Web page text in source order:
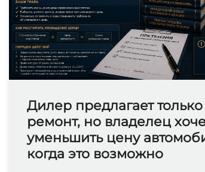
Дилер предлагает только
ремонт, но владелец
уменьшить цену
когда это возможно